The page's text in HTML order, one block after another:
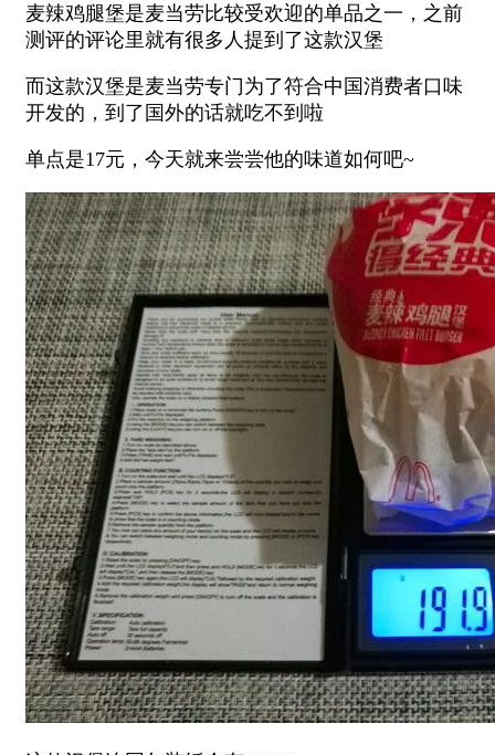
麦辣鸡腿堡是麦当劳比较受欢迎的单品之一，之前
测评的评论里就有很多人提到了这款汉堡
而这款汉堡是麦当劳专门为了符合中国消费者口味
开发的，到了国外的话就吃不到啦
单点是17元，今天就来尝尝他的味道如何吧~